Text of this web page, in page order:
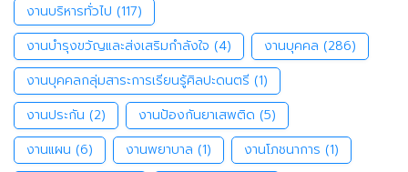
งานบริหารทั่วไป (117)
งานบำรุงขวัญและส่งเสริมกำลังใจ (4) งานบุคคล (286)
งานบุคคลกลุ่มสาระการเรียนรู้ศิลปะดนตรี (1)
งานประกัน (2) งานป้องกันยาเสพติด (5)
งานแผน (6) งานพยาบาล (1) งานโภชนาการ (1)